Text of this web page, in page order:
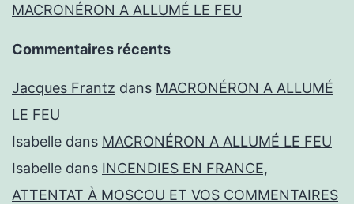
MACRONÉRON A ALLUMÉ LE FEU
Commentaires récents
Jacques Frantz dans MACRONÉRON A ALLUMÉ
LE FEU
Isabelle dans MACRONÉRON A ALLUMÉ LE FEU
Isabelle dans INCENDIES EN FRANCE,
ATTENTAT À MOSCOU ET VOS COMMENTAIRES